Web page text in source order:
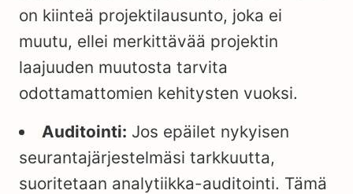
on kiinteä projektilausunto, joka ei
muutu, ellei merkittävää projektin
laajuuden muutosta tarvita
odottamattomien kehitysten vuoksi.
Auditointi: Jos epäilet nykyisen
seurantajärjestelmäsi tarkkuutta,
suoritetaan analytiikka-auditointi. Tämä